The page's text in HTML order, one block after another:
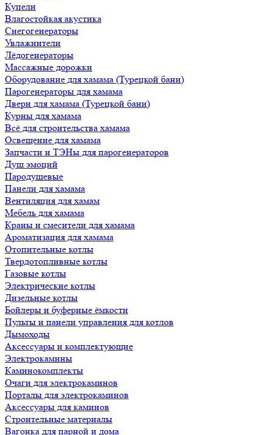
Купели
Влагостойкая акустика
Снегогенераторы
Увлажнители
Лёдогенераторы
Массажные дорожки
Оборудование для хамама (Турецкой бани)
Парогенераторы для хамама
Двери для хамама (Турецкой бани)
Курны для хамама
Всё для строительства хамама
Освещение для хамама
Запчасти и ТЭНы для парогенераторов
Душ эмоций
Пародушевые
Панели для хамама
Вентиляция для хамам
Мебель для хамама
Краны и смесители для хамама
Ароматизация для хамама
Отопительные котлы
Твердотопливные котлы
Газовые котлы
Электрические котлы
Дизельные котлы
Бойлеры и буферные ёмкости
Пульты и панели управления для котлов
Дымоходы
Аксессуары и комплектующие
Электрокамины
Каминокомплекты
Очаги для электрокаминов
Порталы для электрокаминов
Аксессуары для каминов
Строительные материалы
Вагонка для парной и дома